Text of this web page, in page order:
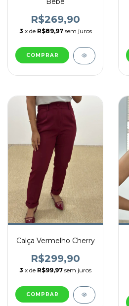
R$269,90
3 x de R$89,97 sem juros
COMPRAR
Calça Vermelho Cherry
R$299,90
3 x de R$99,97 sem juros
COMPRAR